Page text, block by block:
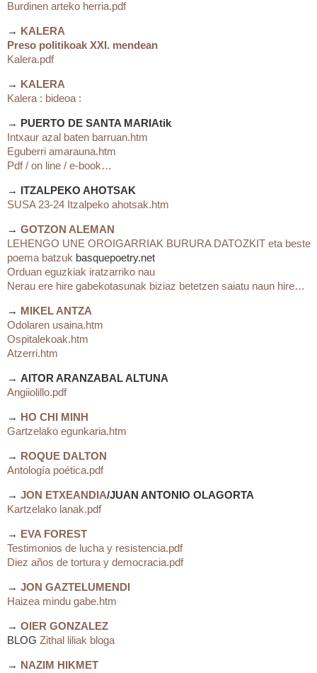
Burdinen arteko herria.pdf
→
KALERA
Preso politikoak XXI. mendean
Kalera.pdf
→
KALERA
Kalera : bideoa :
→
PUERTO DE SANTA MARIAtik
Intxaur azal baten barruan.htm
Eguberri amarauna.htm
Pdf / on line / e-book…
→
ITZALPEKO AHOTSAK
SUSA 23-24 Itzalpeko ahotsak.htm
→ GOTZON ALEMAN
LEHENGO UNE OROIGARRIAK BURURA DATOZKIT eta beste
poema batzuk basquepoetry.net
Orduan eguzkiak iratzarriko nau
Nerau ere hire gabekotasunak biziaz betetzen saiatu naun hire…
→
MIKEL ANTZA
Odolaren usaina.htm
Ospitalekoak.htm
Atzerri.htm
→ AITOR ARANZABAL ALTUNA
Angiiolillo.pdf
→
HO CHI MINH
Gartzelako egunkaria.htm
→
ROQUE DALTON
Antología poética.pdf
→ JON ETXEANDIA/JUAN ANTONIO OLAGORTA
Kartzelako lanak.pdf
→
EVA FOREST
Testimonios de lucha y resistencia.pdf
Diez años de tortura y democracia.pdf
→ JON GAZTELUMENDI
Haizea mindu gabe.htm
→ OIER GONZALEZ
BLOG Zithal liliak bloga
→
NAZIM HIKMET